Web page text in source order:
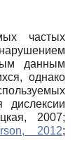
частых
нарушением
данным
однако
дислексии
2007;
2012;